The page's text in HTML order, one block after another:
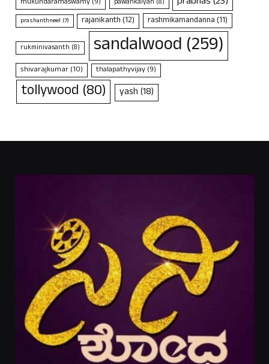
mukundaramaswamy (9) pawankalyan (8)
prashanthneel (7) rajanikanth(12) rashmikamandanna(11)
rukminivasanth (8) sandalwood (259)
shivarajkumar(10) thalapathyvijay(9)
tollywood (80) yash(18)